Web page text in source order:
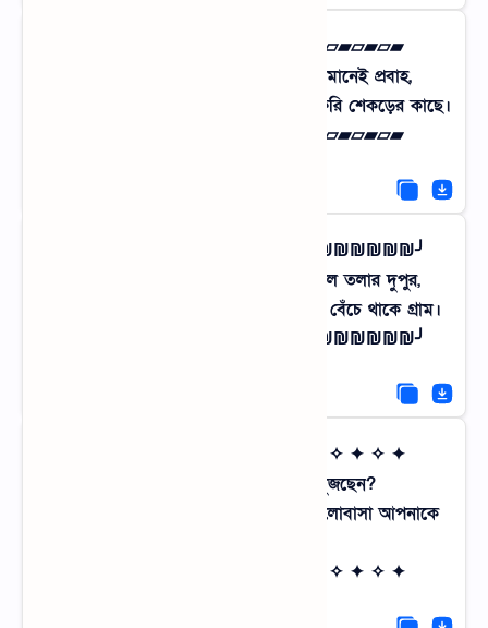
▰▱▰▱▰▱ ফিলোজাফিক্যাল জীবন ▱▰▱▰▱▰
ধানক্ষেতের ওই ঢেউ বলে দেয় জীবন মানেই প্রবাহ,
থেমে থাকা মানেই তো মরে যাওয়া, চলো ফিরি শেকড়ের কাছে।
▰▱▰▱▰▱ ফিলোজাফিক্যাল জীবন ▱▰▱▰▱▰
╭₪₪₪₪₪₪╮ শৈশবের হাহাকার ╰₪₪₪₪₪₪╯
হারিয়ে গেছে সেই কলার ভেলা আর হিজল তলার দুপুর,
এখন শুধু ল্যাপটপ স্ক্রিনে ওয়ালপেপার হয়ে বেঁচে থাকে গ্রাম।
╭₪₪₪₪₪₪╮ শৈশবের হাহাকার ╰₪₪₪₪₪₪╯
✦ ✧ ✦ ✧ মার্কেটিং - হেরিটেজ ট্যুর ✧ ✦ ✧ ✦
ছুটি কাটানোর সেরা ঠিকানা কি খুঁজছেন?
আমাদের গ্রামের শান্ত প্রকৃতি আর খাঁটি ভালোবাসা আপনাকে
✦ ✧ ✦ ✧ মার্কেটিং - হেরিটেজ ট্যুর ✧ ✦ ✧ ✦